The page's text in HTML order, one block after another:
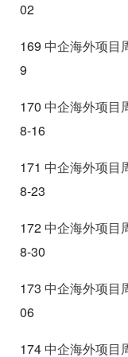
02
169 中企海外项目
9
170 中企海外项目
8-16
171 中企海外项目
8-23
172 中企海外项目
8-30
173 中企海外项目
06
174 中企海外项目